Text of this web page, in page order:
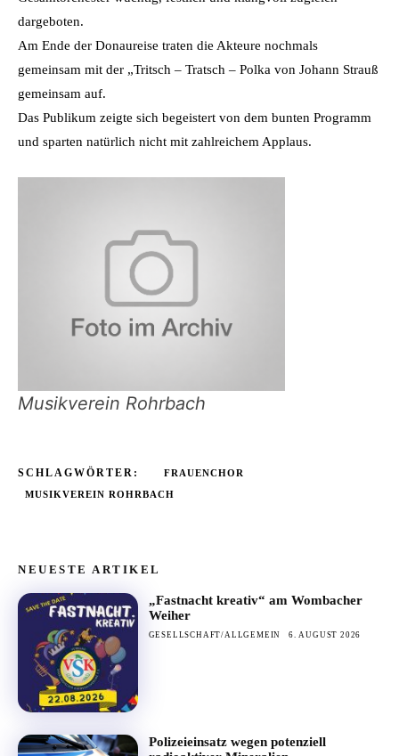
dargeboten.
Am Ende der Donaureise traten die Akteure nochmals
gemeinsam mit der „Tritsch – Tratsch – Polka von Johann Strauß
gemeinsam auf.
Das Publikum zeigte sich begeistert von dem bunten Programm
und sparten natürlich nicht mit zahlreichem Applaus.
Musikverein Rohrbach
SCHLAGWÖRTER:
FRAUENCHOR
MUSIKVEREIN ROHRBACH
NEUESTE ARTIKEL
„Fastnacht kreativ“ am Wombacher
Weiher
GESELLSCHAFT/ALLGEMEIN 6. AUGUST 2026
Polizeieinsatz wegen potenziell